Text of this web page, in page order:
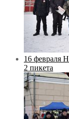
16 февраля
2 пикета